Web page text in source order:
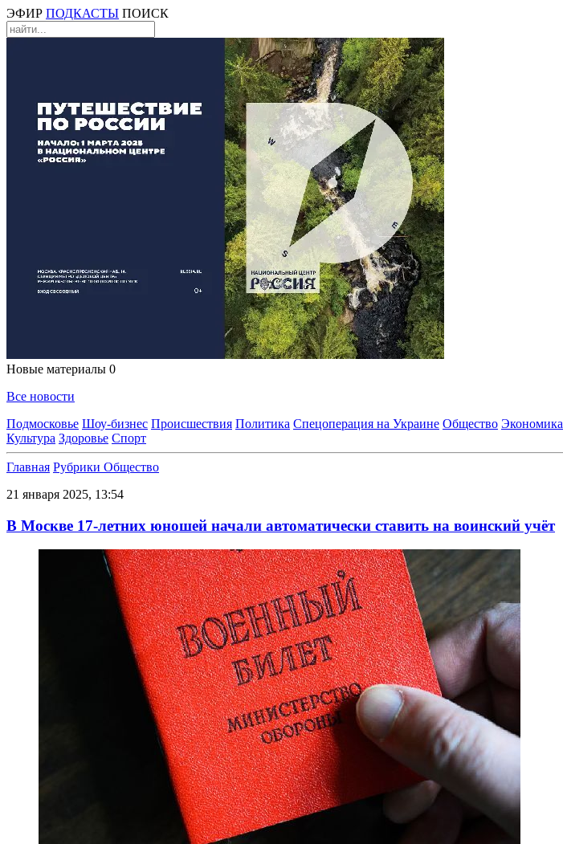
ЭФИР ПОДКАСТЫ ПОИСК
Новые материалы 0
Все новости
Подмосковье Шоу-бизнес Происшествия Политика Спецоперация на Украине Общество Экономика
Культура Здоровье Спорт
Главная Рубрики Общество
21 января 2025, 13:54
В Москве 17-летних юношей начали автоматически ставить на воинский учёт